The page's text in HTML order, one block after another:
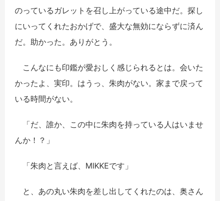
のっているガレットを召し上がっている途中だ。探し
にいってくれたおかげで、盛大な無効にならずに済ん
だ。助かった。ありがとう。
こんなにも印鑑が愛おしく感じられるとは。会いた
かったよ、実印。はうっ、朱肉がない。家まで戻って
いる時間がない。
「だ、誰か、この中に朱肉を持っている人はいませ
んか！？」
「朱肉と言えば、MIKKEです」
と、あの丸い朱肉を差し出してくれたのは、奥さん